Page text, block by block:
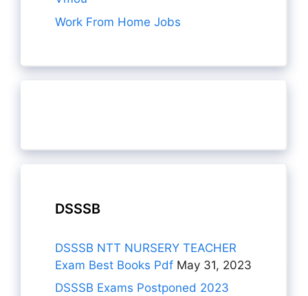
Work From Home Jobs
DSSSB
DSSSB NTT NURSERY TEACHER
Exam Best Books Pdf May 31, 2023
DSSSB Exams Postponed 2023